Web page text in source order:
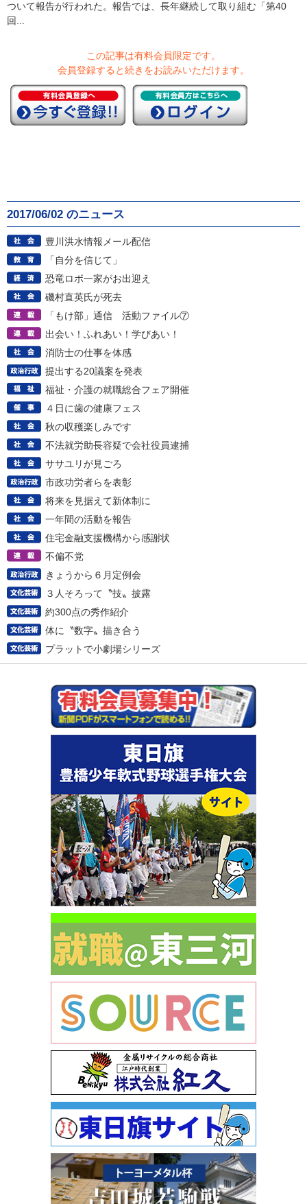
ついて報告が行われた。報告では、長年継続して取り組む「第40
回...
この記事は有料会員限定です。
会員登録すると続きをお読みいただけます。
2017/06/02 のニュース
豊川洪水情報メール配信
「自分を信じて」
恐竜ロボ一家がお出迎え
磯村直英氏が死去
「もけ部」通信 活動ファイル⑦
出会い！ふれあい！学びあい！
消防士の仕事を体感
提出する20議案を発表
福祉・介護の就職総合フェア開催
４日に歯の健康フェス
秋の収穫楽しみです
不法就労助長容疑で会社役員逮捕
ササユリが見ごろ
市政功労者らを表彰
将来を見据えて新体制に
一年間の活動を報告
住宅金融支援機構から感謝状
不偏不党
きょうから６月定例会
３人そろって〝技〟披露
約300点の秀作紹介
体に〝数字〟描き合う
プラットで小劇場シリーズ